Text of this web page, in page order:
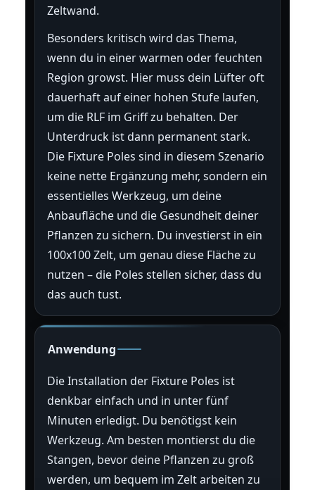
Zeltwand.
Besonders kritisch wird das Thema,
wenn du in einer warmen oder feuchten
Region growst. Hier muss dein Lüfter oft
dauerhaft auf einer hohen Stufe laufen,
um die RLF im Griff zu behalten. Der
Unterdruck ist dann permanent stark.
Die Fixture Poles sind in diesem Szenario
keine nette Ergänzung mehr, sondern ein
essentielles Werkzeug, um deine
Anbaufläche und die Gesundheit deiner
Pflanzen zu sichern. Du investierst in ein
100x100 Zelt, um genau diese Fläche zu
nutzen – die Poles stellen sicher, dass du
das auch tust.
Anwendung
Die Installation der Fixture Poles ist
denkbar einfach und in unter fünf
Minuten erledigt. Du benötigst kein
Werkzeug. Am besten montierst du die
Stangen, bevor deine Pflanzen zu groß
werden, um bequem im Zelt arbeiten zu